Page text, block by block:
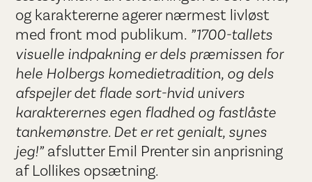
og karaktererne agerer nærmest livløst
med front mod publikum. ”1700-tallets
visuelle indpakning er dels præmissen for
hele Holbergs komedietradition, og dels
afspejler det flade sort-hvid univers
karakterernes egen fladhed og fastlåste
tankemønstre. Det er ret genialt, synes
jeg!” afslutter Emil Prenter sin anprisning
af Lollikes opsætning.